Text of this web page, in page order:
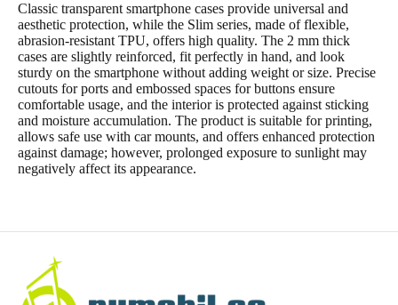
Classic transparent smartphone cases provide universal and
aesthetic protection, while the Slim series, made of flexible,
abrasion-resistant TPU, offers high quality. The 2 mm thick
cases are slightly reinforced, fit perfectly in hand, and look
sturdy on the smartphone without adding weight or size. Precise
cutouts for ports and embossed spaces for buttons ensure
comfortable usage, and the interior is protected against sticking
and moisture accumulation. The product is suitable for printing,
allows safe use with car mounts, and offers enhanced protection
against damage; however, prolonged exposure to sunlight may
negatively affect its appearance.